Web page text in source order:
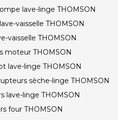
lave-linge THOMSON
vaisselle THOMSON
vaisselle THOMSON
moteur THOMSON
lave-linge THOMSON
sèche-linge THOMSON
lave-linge THOMSON
four THOMSON